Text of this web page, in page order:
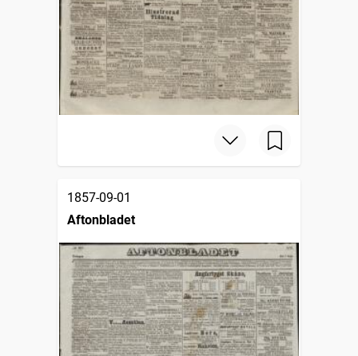
1857-09-01
Aftonbladet